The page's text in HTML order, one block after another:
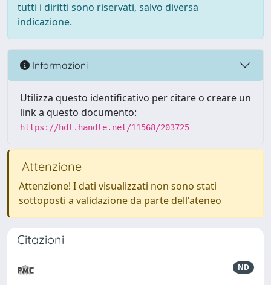
tutti i diritti sono riservati, salvo diversa
indicazione.
Informazioni
Utilizza questo identificativo per citare o creare un
link a questo documento:
https://hdl.handle.net/11568/203725
Attenzione
Attenzione! I dati visualizzati non sono stati
sottoposti a validazione da parte dell'ateneo
Citazioni
ND